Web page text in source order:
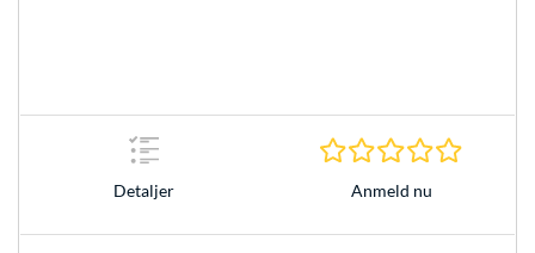
Detaljer Anmeld nu